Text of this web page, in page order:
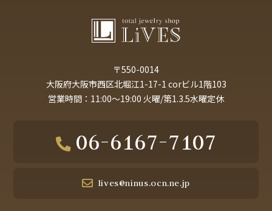
〒550-0014
大阪府大阪市西区北堀江1-17-1 corビル1階103
営業時間：11:00～19:00 火曜/第1.3.5水曜定休
06-6167-7107
lives@ninus.ocn.ne.jp